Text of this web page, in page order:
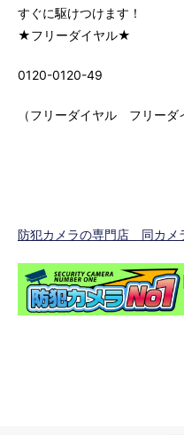
すぐに駆けつけます！
★フリーダイヤル★
0120-0120-49
（フリーダイヤル フリーダ
防犯カメラの専門店 同カメ